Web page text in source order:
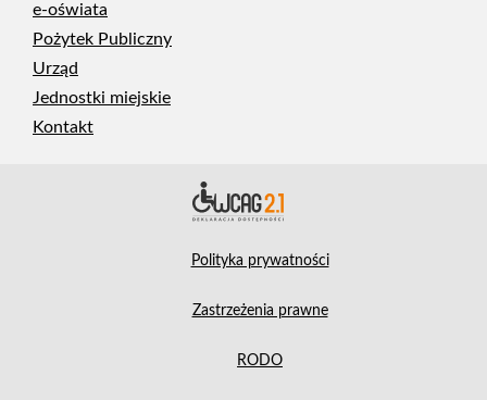
e-oświata
Pożytek Publiczny
Urząd
Jednostki miejskie
Kontakt
Polityka prywatności
Zastrzeżenia prawne
RODO